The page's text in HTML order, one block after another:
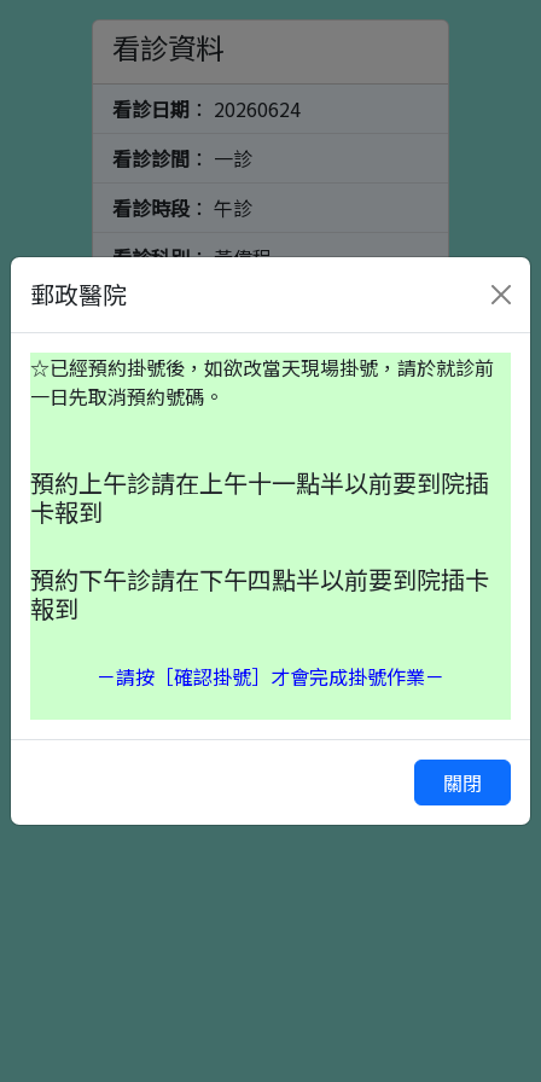
看診資料
看診日期 ： 20260624
看診診間 ： 一診
看診時段 ： 午診
看診科別： 黃偉程
看診醫師
個人資料 初診請按這裡
確認掛號 上一頁
郵政醫院
☆已經預約掛號後，如欲改當天現場掛號，請於就診前
一日先取消預約號碼。
預約上午診請在上午十一點半以前要到院插
卡報到
預約下午診請在下午四點半以前要到院插卡
報到
－請按［確認掛號］才會完成掛號作業－
關閉